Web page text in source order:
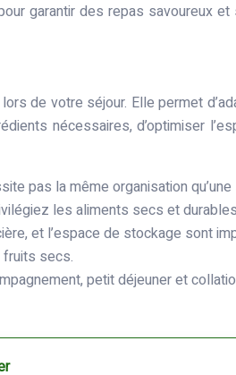
garantir des repas savoureux
de votre séjour. Elle permet
nécessaires, d’optimiser
pas la même organisation
les aliments secs et
et l’espace de stockage sont
secs.
petit déjeuner et